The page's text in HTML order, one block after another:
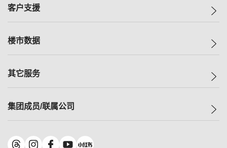
人才招募
一手新房
减价
美联豪宅
独家楼盘
租房
客户支援
自助放盘
查询热线
按揭计算机
负担能力计算机
转按计算机
楼市数据
指数
历史成交
小区成交排行榜
其它服务
小区专页
美联精英会
集团成员/联属公司
美联物业